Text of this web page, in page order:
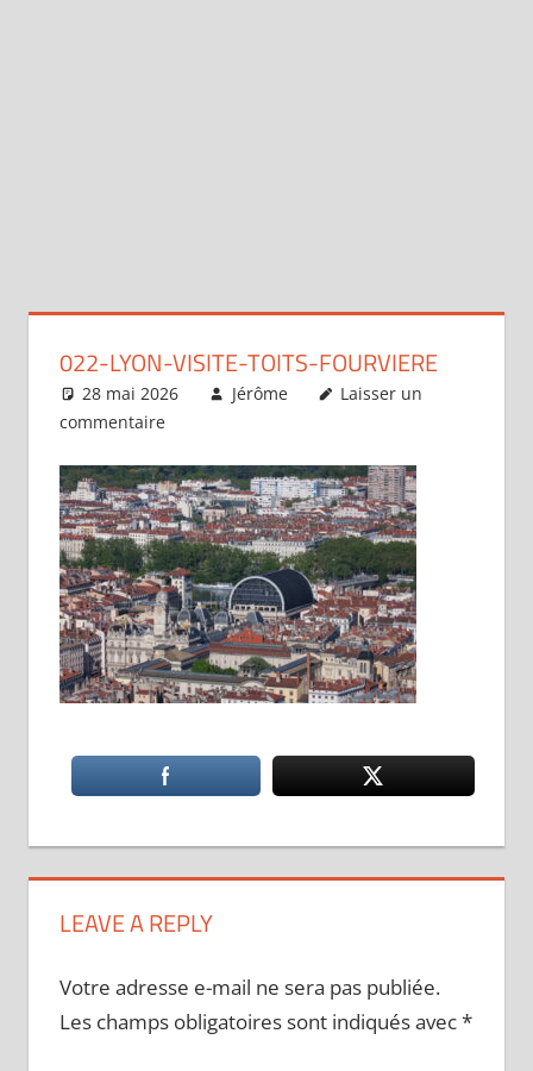
022-LYON-VISITE-TOITS-FOURVIERE
28 mai 2026 Jérôme
Laisser un
commentaire
LEAVE A REPLY
Votre adresse e-mail ne sera pas publiée.
Les champs obligatoires sont indiqués avec*